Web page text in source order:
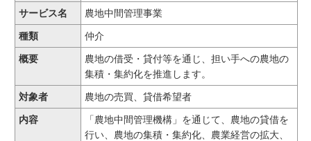
サービス名 農地中間管理事業
種類 仲介
概要
農地の借受・貸付等を通じ、担い手への農地の
集積・集約化を推進します。
対象者 農地の売買、貸借希望者
内容
「農地中間管理機構」を通じて、農地の貸借を
行い、農地の集積・集約化、農業経営の拡大、